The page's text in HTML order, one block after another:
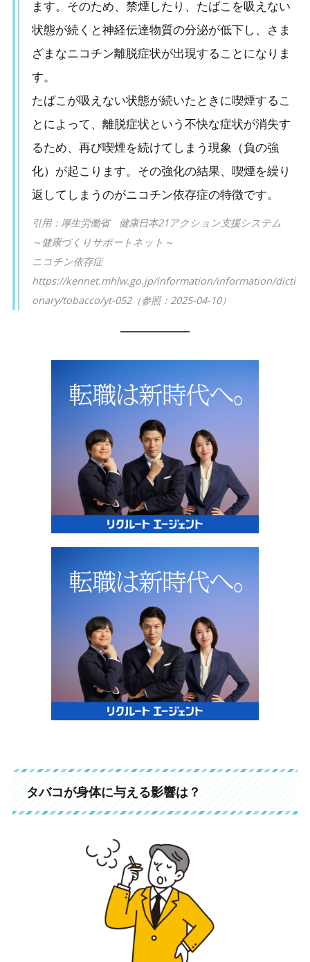
ます。そのため、禁煙したり、たばこを吸えない
状態が続くと神経伝達物質の分泌が低下し、さま
ざまなニコチン離脱症状が出現することになりま
す。
たばこが吸えない状態が続いたときに喫煙するこ
とによって、離脱症状という不快な症状が消失す
るため、再び喫煙を続けてしまう現象（負の強
化）が起こります。その強化の結果、喫煙を繰り
返してしまうのがニコチン依存症の特徴です。
引用：厚生労働省 健康日本21アクション支援システム
～健康づくりサポートネット～
ニコチン依存症
https://kennet.mhlw.go.jp/information/information/dicti
onary/tobacco/yt-052（参照：2025-04-10）
タバコが身体に与える影響は？